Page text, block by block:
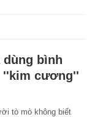
dùng bình
''kim cương''
tò mò không biết